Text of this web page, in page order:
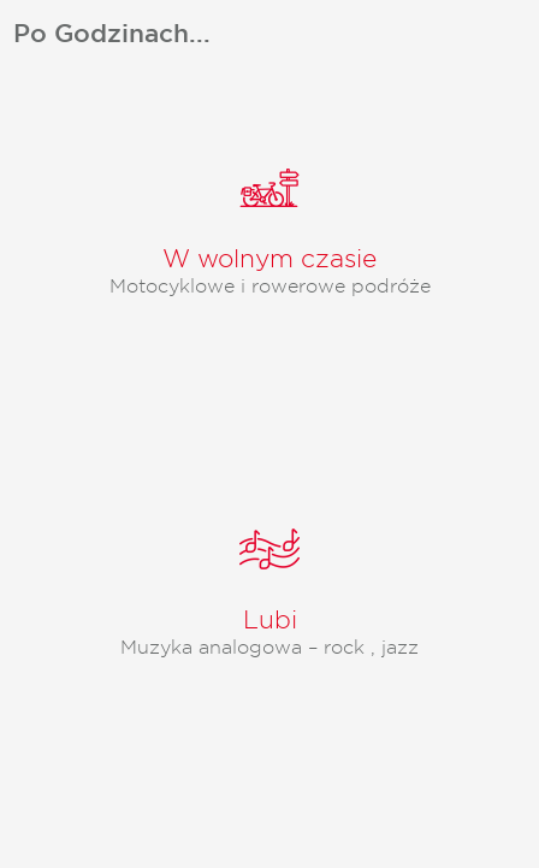
Po Godzinach...
Lubi
Muzyka analogowa – rock , jazz
W wolnym czasie
Motocyklowe i rowerowe podróże